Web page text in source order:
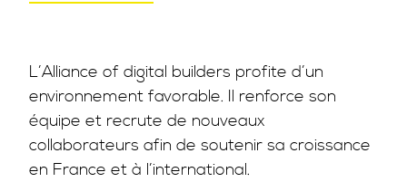
L’Alliance of digital builders profite d’un
environnement favorable. Il renforce son
équipe et recrute de nouveaux
collaborateurs afin de soutenir sa croissance
en France et à l’international.